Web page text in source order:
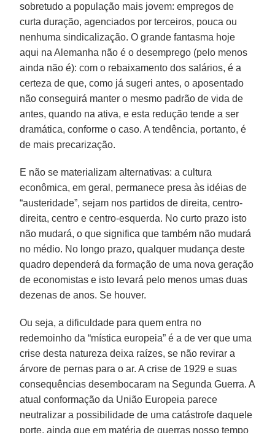
sobretudo a população mais jovem: empregos de
curta duração, agenciados por terceiros, pouca ou
nenhuma sindicalização. O grande fantasma hoje
aqui na Alemanha não é o desemprego (pelo menos
ainda não é): com o rebaixamento dos salários, é a
certeza de que, como já sugeri antes, o aposentado
não conseguirá manter o mesmo padrão de vida de
antes, quando na ativa, e esta redução tende a ser
dramática, conforme o caso. A tendência, portanto, é
de mais precarização.
E não se materializam alternativas: a cultura
econômica, em geral, permanece presa às idéias de
“austeridade”, sejam nos partidos de direita, centro-
direita, centro e centro-esquerda. No curto prazo isto
não mudará, o que significa que também não mudará
no médio. No longo prazo, qualquer mudança deste
quadro dependerá da formação de uma nova geração
de economistas e isto levará pelo menos umas duas
dezenas de anos. Se houver.
Ou seja, a dificuldade para quem entra no
redemoinho da “mística europeia” é a de ver que uma
crise desta natureza deixa raízes, se não revirar a
árvore de pernas para o ar. A crise de 1929 e suas
consequências desembocaram na Segunda Guerra. A
atual conformação da União Europeia parece
neutralizar a possibilidade de uma catástrofe daquele
porte, ainda que em matéria de guerras nosso tempo